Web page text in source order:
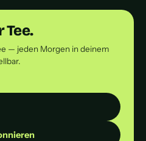
Tee.
— jeden Morgen in deinem